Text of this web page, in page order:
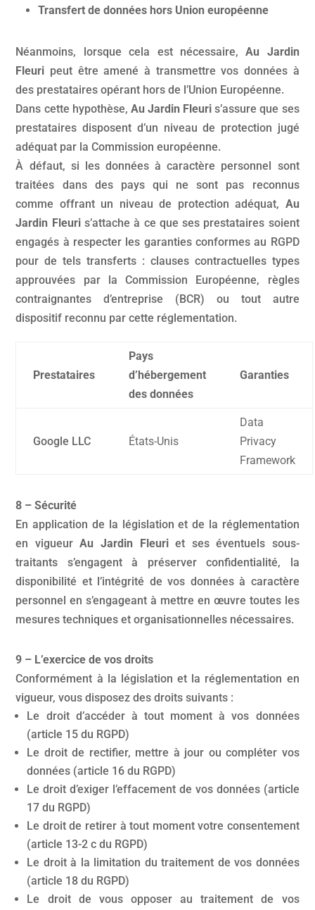
Transfert de données hors Union européenne
Néanmoins, lorsque cela est nécessaire,Au Jardin
Fleuri peut être amené à transmettre vos données à
des prestataires opérant hors de l’Union Européenne.
Dans cette hypothèse, Au Jardin Fleuri s’assure que ses
prestataires disposent d’un niveau de protection jugé
adéquat par la Commission européenne.
À défaut, si les données à caractère personnel sont
traitées dans des pays qui ne sont pas reconnus
comme offrant un niveau de protection adéquat, Au
Jardin Fleuris’attache à ce que ses prestataires soient
engagés à respecter les garanties conformes au RGPD
pour de tels transferts : clauses contractuelles types
approuvées par la Commission Européenne, règles
contraignantes d’entreprise (BCR) ou tout autre
dispositif reconnu par cette réglementation.
Prestataires
Pays
d’hébergement
des données
Garanties
Google LLC États-Unis
Data
Privacy
Framework
8 – Sécurité
En application de la législation et de la réglementation
en vigueurAu Jardin Fleuriet ses éventuels sous-
traitants s’engagent à préserver confidentialité, la
disponibilité et l’intégrité de vos données à caractère
personnel en s’engageant à mettre en œuvre toutes les
mesures techniques et organisationnelles nécessaires.
9 – L’exercice de vos droits
Conformément à la législation et la réglementation en
vigueur, vous disposez des droits suivants :
Le droit d’accéder à tout moment à vos données
(article 15 du RGPD)
Le droit de rectifier, mettre à jour ou compléter vos
données (article 16 du RGPD)
Le droit d’exiger l’effacement de vos données (article
17 du RGPD)
Le droit de retirer à tout moment votre consentement
(article 13-2 c du RGPD)
Le droit à la limitation du traitement de vos données
(article 18 du RGPD)
Le droit de vous opposer au traitement de vos